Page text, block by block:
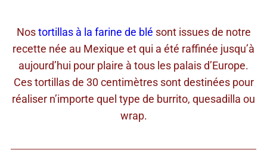
Nostortillas à la farine de blé sont issues de notre
recette née au Mexique et qui a été raffinée jusqu’à
aujourd’hui pour plaire à tous les palais d’Europe.
Ces tortillas de 30 centimètres sont destinées pour
réaliser n’importe quel type de burrito, quesadilla ou
wrap.